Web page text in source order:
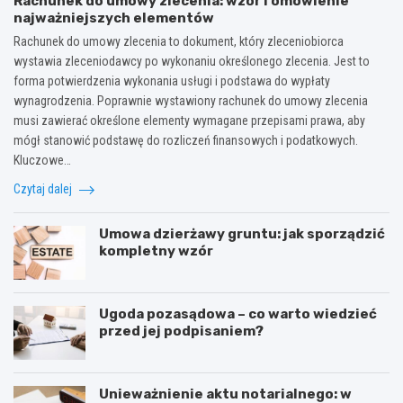
najważniejszych elementów
Rachunek do umowy zlecenia to dokument, który zleceniobiorca
wystawia zleceniodawcy po wykonaniu określonego zlecenia. Jest to
forma potwierdzenia wykonania usługi i podstawa do wypłaty
wynagrodzenia. Poprawnie wystawiony rachunek do umowy zlecenia
musi zawierać określone elementy wymagane przepisami prawa, aby
mógł stanowić podstawę do rozliczeń finansowych i podatkowych.
Kluczowe…
Czytaj dalej
Umowa dzierżawy gruntu: jak sporządzić
kompletny wzór
Ugoda pozasądowa – co warto wiedzieć
przed jej podpisaniem?
Unieważnienie aktu notarialnego: w